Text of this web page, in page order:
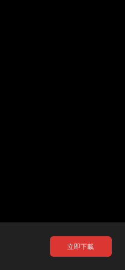
立即下載